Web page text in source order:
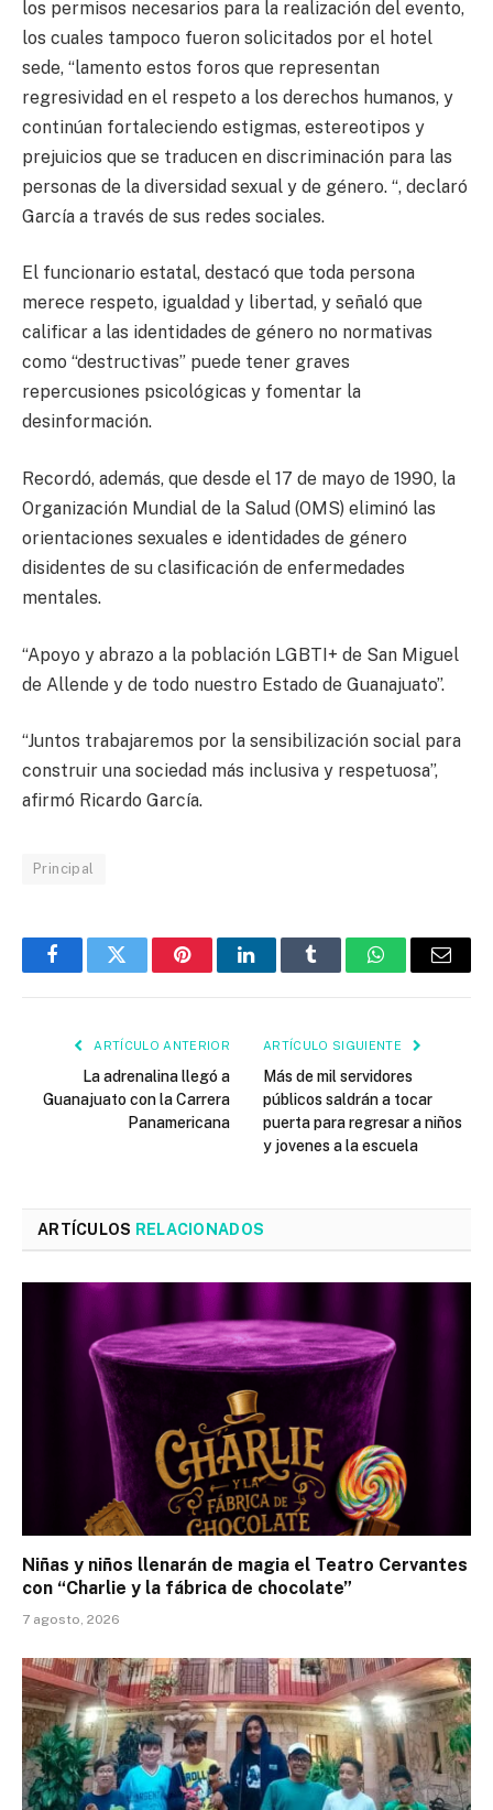
los permisos necesarios para la realización del evento,
los cuales tampoco fueron solicitados por el hotel
sede, “lamento estos foros que representan
regresividad en el respeto a los derechos humanos, y
continúan fortaleciendo estigmas, estereotipos y
prejuicios que se traducen en discriminación para las
personas de la diversidad sexual y de género. “, declaró
García a través de sus redes sociales.
El funcionario estatal, destacó que toda persona
merece respeto, igualdad y libertad, y señaló que
calificar a las identidades de género no normativas
como “destructivas” puede tener graves
repercusiones psicológicas y fomentar la
desinformación.
Recordó, además, que desde el 17 de mayo de 1990, la
Organización Mundial de la Salud (OMS) eliminó las
orientaciones sexuales e identidades de género
disidentes de su clasificación de enfermedades
mentales.
“Apoyo y abrazo a la población LGBTI+ de San Miguel
de Allende y de todo nuestro Estado de Guanajuato”.
“Juntos trabajaremos por la sensibilización social para
construir una sociedad más inclusiva y respetuosa”,
afirmó Ricardo García.
Principal
FacebookTwitter PinterestLinkedInTumblr WhatsAppEmail
ARTÍCULO ANTERIOR
La adrenalina llegó a
Guanajuato con la Carrera
Panamericana
ARTÍCULO SIGUIENTE
Más de mil servidores
públicos saldrán a tocar
puerta para regresar a niños
y jovenes a la escuela
ARTÍCULOS RELACIONADOS
Niñas y niños llenarán de magia el Teatro Cervantes
con “Charlie y la fábrica de chocolate”
7 agosto, 2026